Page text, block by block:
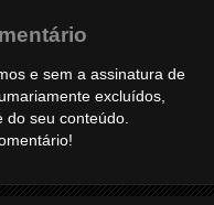
e sem a assinatura de
excluídos,
do seu conteúdo.